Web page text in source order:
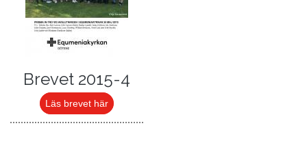
Brevet 2015-4
Läs brevet här